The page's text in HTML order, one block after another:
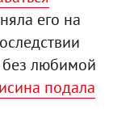
его на
без любимой
подала